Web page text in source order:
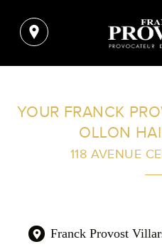
FILTER
YOUR FRANCK
OLLON
118 AVENUE
Franck Provost